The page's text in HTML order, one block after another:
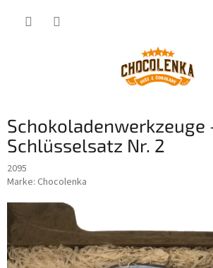
Schokoladenwerkzeuge
Schlüsselsatz Nr. 2
2095
Marke: Chocolenka